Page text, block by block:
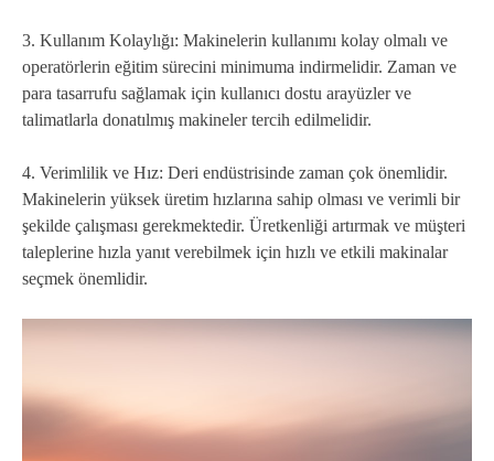
3. Kullanım Kolaylığı: Makinelerin kullanımı kolay olmalı ve
operatörlerin eğitim sürecini minimuma indirmelidir. Zaman ve
para tasarrufu sağlamak için kullanıcı dostu arayüzler ve
talimatlarla donatılmış makineler tercih edilmelidir.
4. Verimlilik ve Hız: Deri endüstrisinde zaman çok önemlidir.
Makinelerin yüksek üretim hızlarına sahip olması ve verimli bir
şekilde çalışması gerekmektedir. Üretkenliği artırmak ve müşteri
taleplerine hızla yanıt verebilmek için hızlı ve etkili makinalar
seçmek önemlidir.